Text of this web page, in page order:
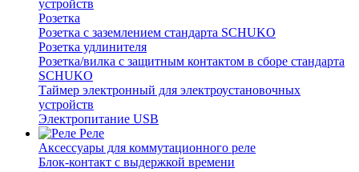
устройств
Розетка
Розетка с заземлением стандарта SCHUKO
Розетка удлинителя
Розетка/вилка с защитным контактом в сборе стандарта
SCHUKO
Таймер электронный для электроустановочных
устройств
Электропитание USB
Реле
Аксессуары для коммутационного реле
Блок-контакт с выдержкой времени